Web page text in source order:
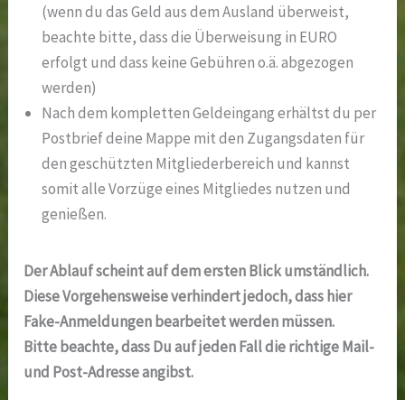
(wenn du das Geld aus dem Ausland überweist,
beachte bitte, dass die Überweisung in EURO
erfolgt und dass keine Gebühren o.ä. abgezogen
werden)
Nach dem kompletten Geldeingang erhältst du per
Postbrief deine Mappe mit den Zugangsdaten für
den geschützten Mitgliederbereich und kannst
somit alle Vorzüge eines Mitgliedes nutzen und
genießen.
Der Ablauf scheint auf dem ersten Blick umständlich.
Diese Vorgehensweise verhindert jedoch, dass hier
Fake-Anmeldungen bearbeitet werden müssen.
Bitte beachte, dass Du auf jeden Fall die richtige Mail-
und Post-Adresse angibst.